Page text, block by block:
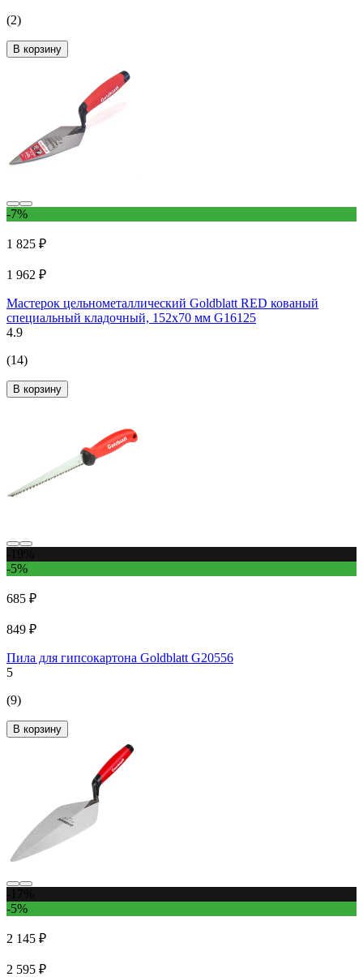
(2)
В корзину
-7%
1 825 ₽
1 962 ₽
Мастерок цельнометаллический Goldblatt RED кованый
специальный кладочный, 152х70 мм G16125
4.9
(14)
В корзину
-5%
685 ₽
849 ₽
Пила для гипсокартона Goldblatt G20556
5
(9)
В корзину
-5%
2 145 ₽
2 595 ₽